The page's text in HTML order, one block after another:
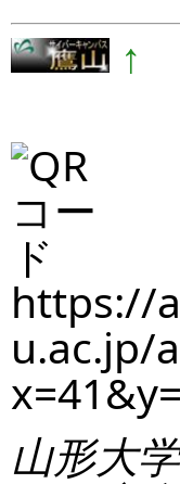
↑
https://
u.ac.jp/
山形大